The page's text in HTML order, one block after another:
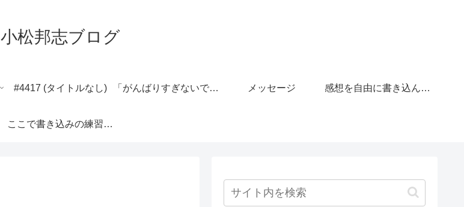
小松邦志ブログ
#4417 (タイトルなし) 「がんばりすぎないで」の広場 メッセージ 感想を自由に書き込んで下さい。
ここで書き込みの練習ができます。